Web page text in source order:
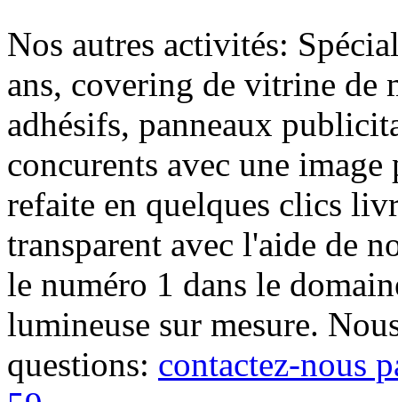
Nos autres activités:
ans, covering de vitrine de
adhésifs, panneaux
concurents avec une
refaite en quelques clics
transparent avec l'aide de
le numéro 1 dans le
lumineuse sur mesure.
questions: contactez-nous